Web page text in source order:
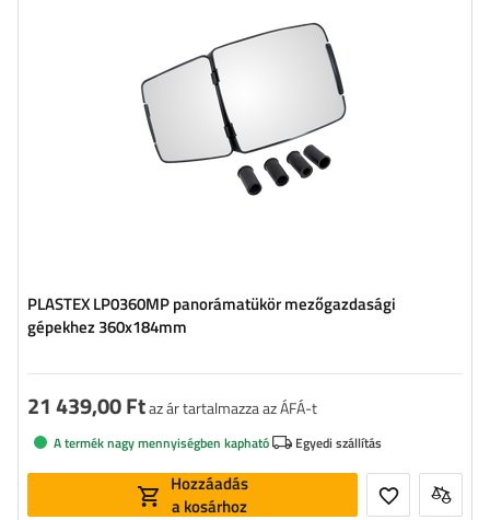
PLASTEX LP0360MP panorámatükör mezőgazdasági
gépekhez 360x184mm
21 439,00 Ftaz ár tartalmazza az ÁFÁ-t
A termék nagy mennyiségben kapható Egyedi szállítás
Hozzáadás
a kosárhoz